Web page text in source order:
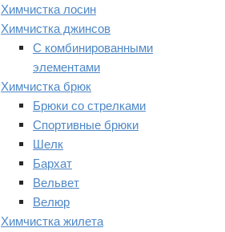
Химчистка лосин
Химчистка джинсов
С комбинированными
элементами
Химчистка брюк
Брюки со стрелками
Спортивные брюки
Шелк
Бархат
Вельвет
Велюр
Химчистка жилета